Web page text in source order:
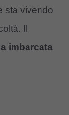
sta vivendo
Il
imbarcata